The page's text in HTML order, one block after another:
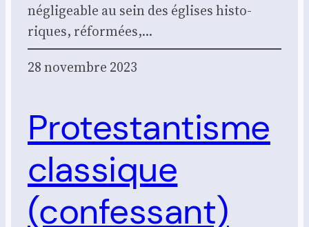
négli­geable au sein des églises his­to­
riques, réfor­mées,…
28 novembre 2023
Protestantisme
classique
(confessant)